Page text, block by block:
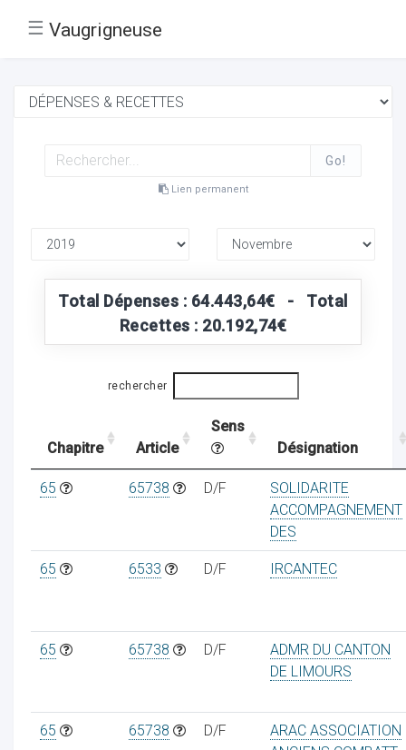
☰ Vaugrigneuse
Go!
Lien permanent
Total Dépenses : 64.443,64€ - Total
Recettes : 20.192,74€
rechercher
Chapitre Article
Sens
Désignation
65 65738 D/F
SOLIDARITE
ACCOMPAGNEMENT
DES
65 6533 D/F IRCANTEC
65 65738 D/F
ADMR DU CANTON
DE LIMOURS
65 65738 D/F
ARAC ASSOCIATION